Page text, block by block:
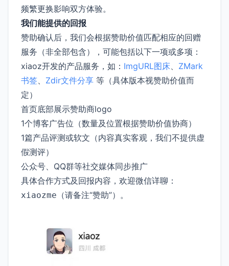
频繁更换影响双方体验。
我们能提供的回报
赞助确认后，我们会根据赞助价值匹配相应的回赠
服务（非全部包含），可能包括以下一项或多项：
xiaoz开发的产品服务，如： ImgURL图床
ZMark
书签
Zdir文件分享 等（具体版本视赞助价值而
定）
首页底部展示赞助商logo
1个博客广告位（数量及位置根据赞助价值协商）
1篇产品评测或软文（内容真实客观，我们不提供虚
假测评）
公众号、QQ群等社交媒体同步推广
具体合作方式及回报内容，欢迎微信详聊：
xiaozme （请备注“赞助”）。